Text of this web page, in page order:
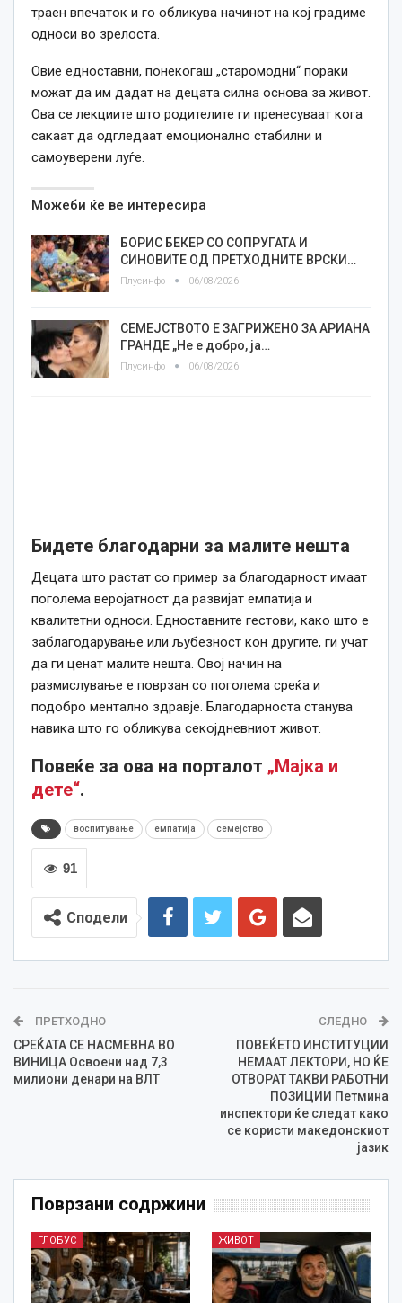
траен впечаток и го обликува начинот на кој градиме
односи во зрелоста.
Овие едноставни, понекогаш „старомодни“ пораки
можат да им дадат на децата силна основа за живот.
Ова се лекциите што родителите ги пренесуваат кога
сакаат да одгледаат емоционално стабилни и
самоуверени луѓе.
Можеби ќе ве интересира
БОРИС БЕКЕР СО СОПРУГАТА И
СИНОВИТЕ ОД ПРЕТХОДНИТЕ ВРСКИ…
Плусинфо 06/08/2026
СЕМЕЈСТВОТО Е ЗАГРИЖЕНО ЗА АРИАНА
ГРАНДЕ „Не е добро, ја…
Плусинфо 06/08/2026
Бидете благодарни за малите нешта
Децата што растат со пример за благодарност имаат
поголема веројатност да развијат емпатија и
квалитетни односи. Едноставните гестови, како што е
заблагодарување или љубезност кон другите, ги учат
да ги ценат малите нешта. Овој начин на
размислување е поврзан со поголема среќа и
подобро ментално здравје. Благодарноста станува
навика што го обликува секојдневниот живот.
Повеќе за ова на порталот „Мајка и
дете“.
воспитување емпатија семејство
91
Сподели
ПРЕТХОДНО
СРЕЌАТА СЕ НАСМЕВНА ВО
ВИНИЦА Освоени над 7,3
милиони денари на ВЛТ
СЛЕДНО
ПОВЕЌЕТО ИНСТИТУЦИИ
НЕМААТ ЛЕКТОРИ, НО ЌЕ
ОТВОРАТ ТАКВИ РАБОТНИ
ПОЗИЦИИ Петмина
инспектори ќе следат како
се користи македонскиот
јазик
Поврзани содржини
ГЛОБУС ЖИВОТ